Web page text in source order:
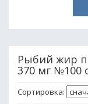
Рыбий жир
370 мг №100
Сортировка: